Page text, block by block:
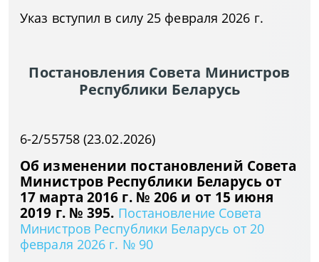
Указ вступил в силу 25 февраля 2026 г.
Постановления Совета Министров
Республики Беларусь
6-2/55758 (23.02.2026)
Об изменении постановлений Совета
Министров Республики Беларусь от
17 марта 2016 г. № 206 и от 15 июня
2019 г. № 395. Постановление Совета
Министров Республики Беларусь от 20
февраля 2026 г. № 90